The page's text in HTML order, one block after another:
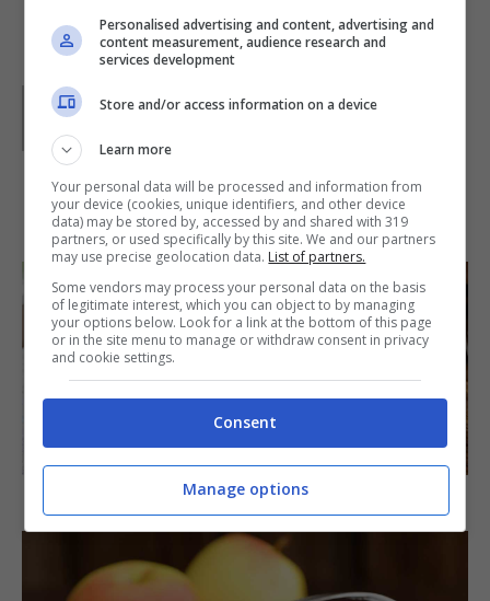
Parole di
IN PRIMO PIANO
Arista di maiale al latte
Personalised advertising and content, advertising and
content measurement, audience research and
services development
Store and/or access information on a device
Learn more
Your personal data will be processed and information from
your device (cookies, unique identifiers, and other device
data) may be stored by, accessed by and shared with 319
partners, or used specifically by this site. We and our partners
may use precise geolocation data. List of partners.
Some vendors may process your personal data on the basis
of legitimate interest, which you can object to by managing
your options below. Look for a link at the bottom of this page
or in the site menu to manage or withdraw consent in privacy
and cookie settings.
Consent
Manage options